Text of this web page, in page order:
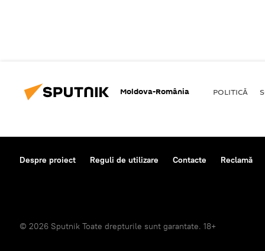
Moldova-România POLITICĂ
Despre proiect Reguli de utilizare Contacte Reclamă
© 2026 Sputnik Toate drepturile sunt garantate. 18+